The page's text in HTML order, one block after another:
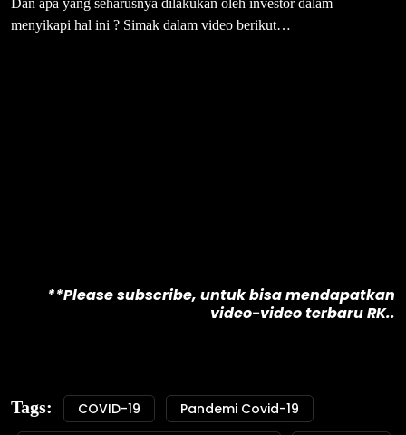
Dan apa yang seharusnya dilakukan oleh investor dalam
menyikapi hal ini ? Simak dalam video berikut…
**Please subscribe, untuk bisa mendapatkan
video-video terbaru RK..
Tags: COVID-19
Pandemi Covid-19